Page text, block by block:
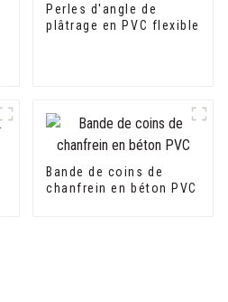
Perles d'angle de
plâtrage en PVC flexible
Bande de coins de
chanfrein en béton PVC